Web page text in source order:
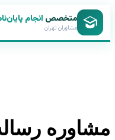
متخصصانجام پایان‌نامه
مشاوران تهران
رساله